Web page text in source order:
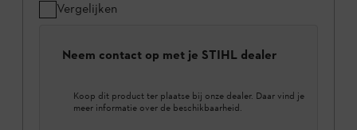
Vergelijken
Neem contact op met je STIHL dealer
Koop dit product ter plaatse bij onze dealer. Daar vind je
meer informatie over de beschikbaarheid.